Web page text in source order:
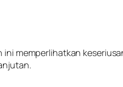
memperlihatkan